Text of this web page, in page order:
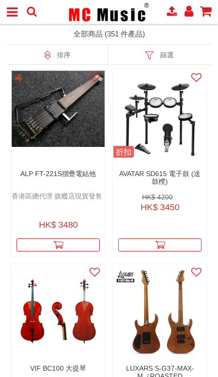
全部商品 (351 件產品)
排序 篩選
ALP FT-221S摺疊電結他
香港區總代理 旗艦店現貨發售
HK$ 3480
折扣
AVATAR SD615 電子鼓 (送
鼓櫈)
HK$ 4200
HK$ 3450
VIF BC100 大提琴
LUXARS S-G37-MAX-